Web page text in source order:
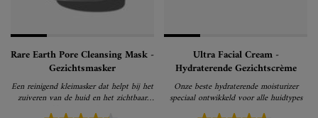
Rare Earth Pore Cleansing Mask -
Gezichtsmasker
Een reinigend kleimasker dat helpt bij het
zuiveren van de huid en het zichtbaar
verkleinen van de poriën
Ultra Facial Cream -
Hydraterende Gezichtscrème
Onze beste hydraterende moisturizer
speciaal ontwikkeld voor alle huidtypes